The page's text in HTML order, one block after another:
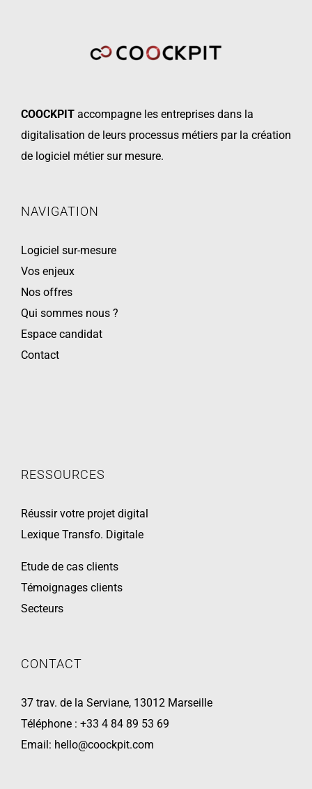
COOCKPIT accompagne les entreprises dans la
digitalisation de leurs processus métiers par la création
de logiciel métier sur mesure.
NAVIGATION
Logiciel sur-mesure
Vos enjeux
Nos offres
Qui sommes nous ?
Espace candidat
Contact
RESSOURCES
Réussir votre projet digital
Lexique Transfo. Digitale
Etude de cas clients
Témoignages clients
Secteurs
CONTACT
37 trav. de la Serviane, 13012 Marseille
Téléphone : +33 4 84 89 53 69
Email: hello@coockpit.com